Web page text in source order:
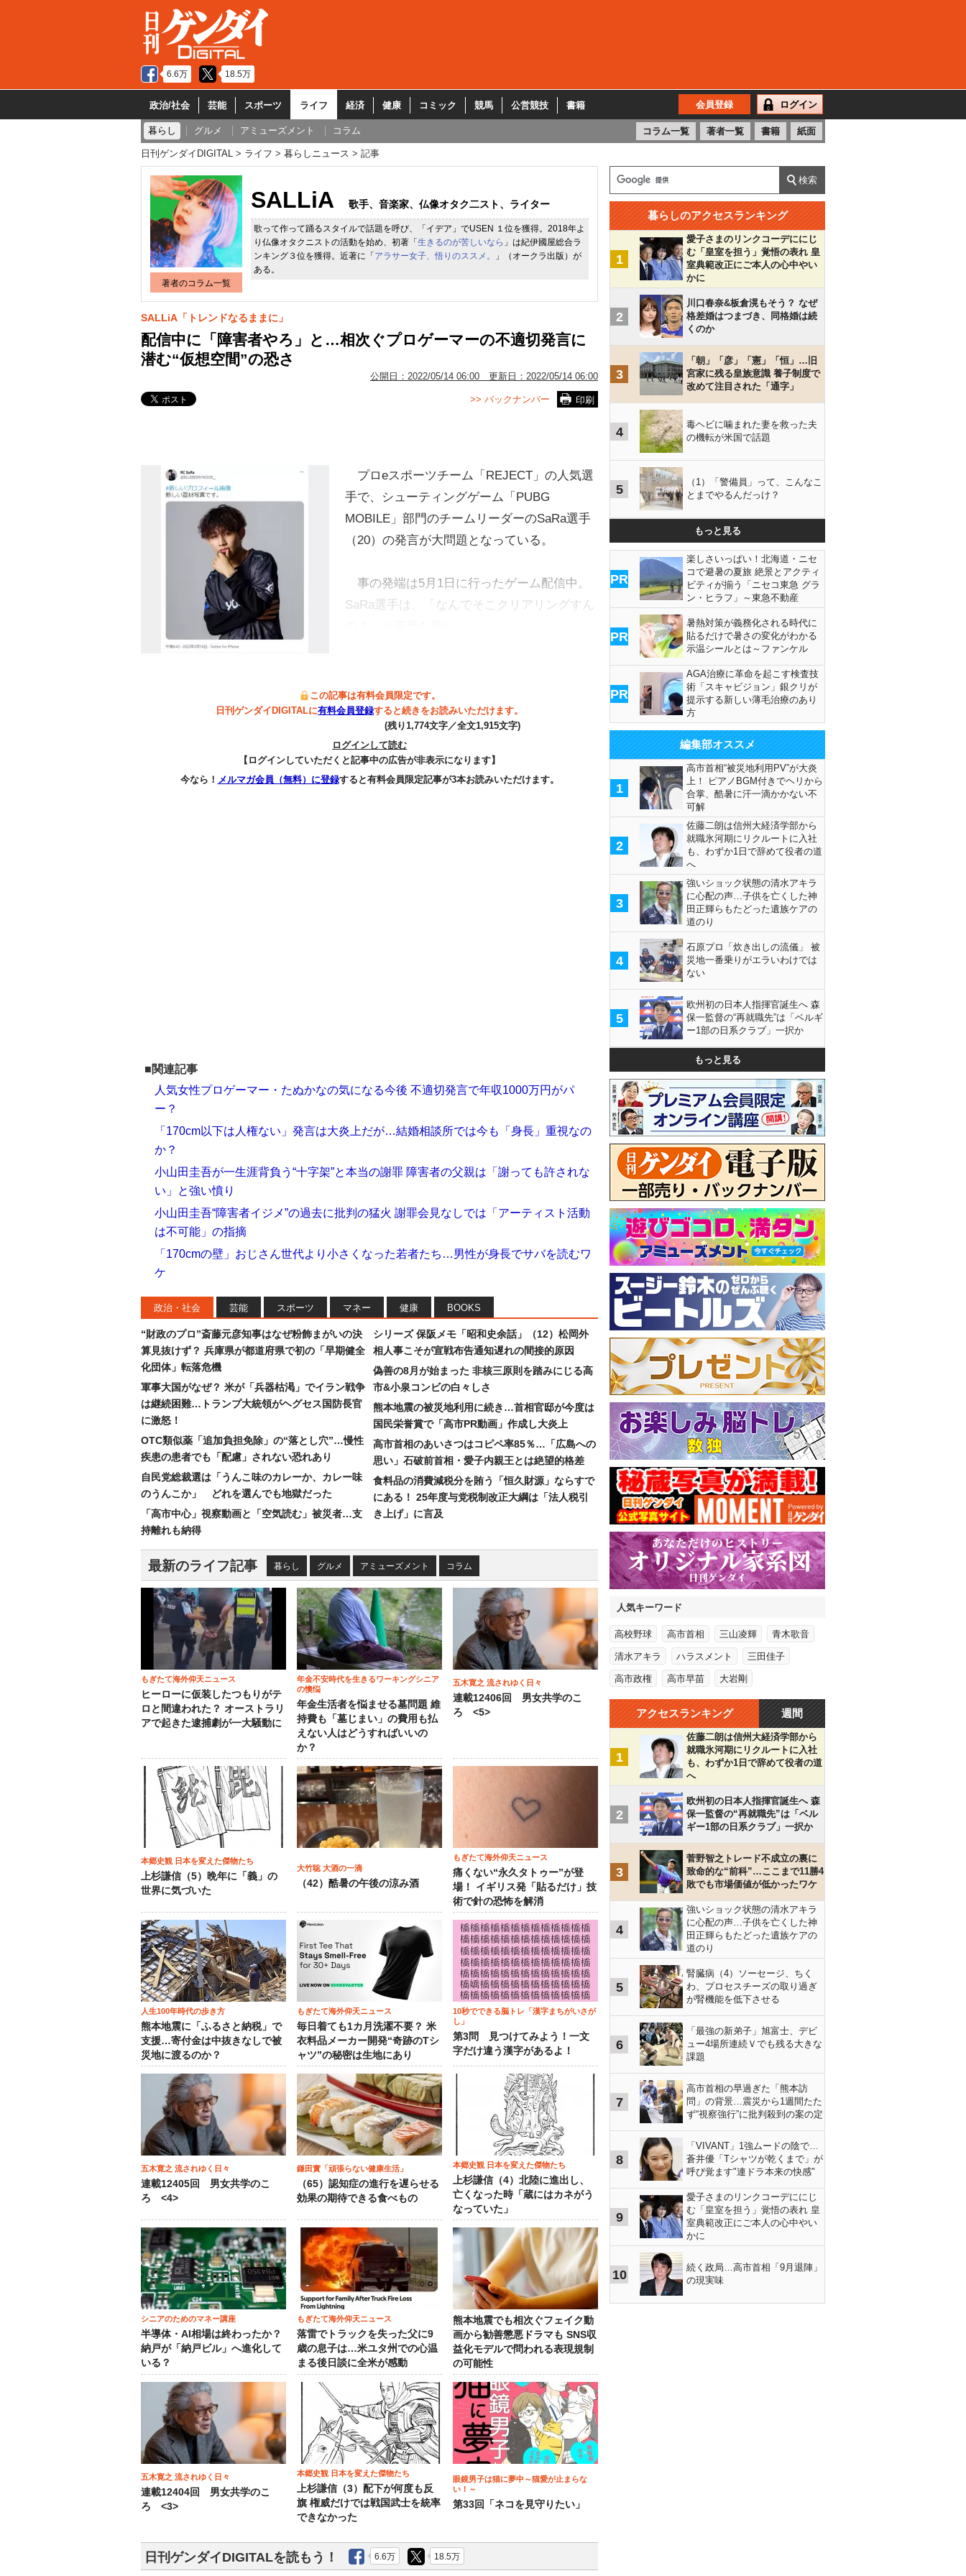
6.6万 18.5万
政治/社会 芸能 スポーツ ライフ 経済 健康 コミック 競馬 公営競技 書籍 会員登録 ログイン
暮らし グルメ アミューズメント コラム コラム一覧 著者一覧 書籍 紙面
日刊ゲンダイDIGITAL ライフ 暮らしニュース 記事
著者のコラム一覧
SALLiA 歌手、音楽家、仏像オタク二スト、ライター
歌って作って踊るスタイルで話題を呼び、「イデア」でUSEN １位を獲得。2018年よ
り仏像オタクニストの活動を始め、初著「 生きるのが苦しいなら 」は紀伊國屋総合ラ
ンキング３位を獲得。近著に「 アラサー女子、悟りのススメ。
」（オークラ出版）が
ある。
SALLiA「トレンドなるままに」
配信中に「障害者やろ」と…相次ぐプロゲーマーの不適切発言に
潜む“仮想空間”の恐さ
公開日： 2022/05/14 06:00 更新日： 2022/05/14 06:00
印刷
>> バックナンバー
プロeスポーツチーム「REJECT」の人気選
手で、シューティングゲーム「PUBG
MOBILE」部門のチームリーダーのSaRa選手
（20）の発言が大問題となっている。
事の発端は5月1日に行ったゲーム配信中。
SaRa選手は、「なんでそこクリアリングすん
この記事は有料会員限定です。
日刊ゲンダイDIGITALに有料会員登録すると続きをお読みいただけます。
(残り1,774文字／全文1,915文字)
ログインして読む
【ログインしていただくと記事中の広告が非表示になります】
今なら！ メルマガ会員（無料）に登録すると有料会員限定記事が3本お読みいただけます。
■関連記事
人気女性プロゲーマー・たぬかなの気になる今後 不適切発言で年収1000万円がパ
ー？
「170cm以下は人権ない」発言は大炎上だが…結婚相談所では今も「身長」重視なの
か？
小山田圭吾が一生涯背負う“十字架”と本当の謝罪 障害者の父親は「謝っても許されな
い」と強い憤り
小山田圭吾“障害者イジメ”の過去に批判の猛火 謝罪会見なしでは「アーティスト活動
は不可能」の指摘
「170cmの壁」おじさん世代より小さくなった若者たち…男性が身長でサバを読むワ
ケ
政治・社会 芸能 スポーツ マネー 健康 BOOKS
“財政のプロ”斎藤元彦知事はなぜ粉飾まがいの決
算見抜けず？ 兵庫県が都道府県で初の「早期健全
化団体」転落危機
軍事大国がなぜ？ 米が「兵器枯渇」でイラン戦争
は継続困難…トランプ大統領がヘグセス国防長官
に激怒！
OTC類似薬「追加負担免除」の“落とし穴”…慢性
疾患の患者でも「配慮」されない恐れあり
自民党総裁選は「うんこ味のカレーか、カレー味
のうんこか」 どれを選んでも地獄だった
「高市中心」視察動画と「空気読む」被災者…支
持離れも納得
シリーズ 保阪メモ「昭和史余話」（12）松岡外
相人事こそが宣戦布告通知遅れの間接的原因
偽善の8月が始まった 非核三原則を踏みにじる高
市&小泉コンビの白々しさ
熊本地震の被災地利用に続き…首相官邸が今度は
国民栄誉賞で「高市PR動画」作成し大炎上
高市首相のあいさつはコピペ率85％…「広島への
思い」石破前首相・愛子内親王とは絶望的格差
食料品の消費減税分を賄う「恒久財源」ならすで
にある！ 25年度与党税制改正大綱は「法人税引
き上げ」に言及
最新のライフ記事 暮らし グルメ アミューズメント コラム
もぎたて海外仰天ニュース
ヒーローに仮装したつもりがテ
ロと間違われた？ オーストラリ
アで起きた逮捕劇が一大騒動に
年金不安時代を生きるワーキングシニア
の懊悩
年金生活者を悩ませる墓問題 維
持費も「墓じまい」の費用も払
えない人はどうすればいいの
か？
五木寛之 流されゆく日々
連載12406回 男女共学のこ
ろ <5>
本郷史観 日本を変えた傑物たち
上杉謙信（5）晩年に「義」の
世界に気づいた
大竹聡 大酒の一滴
（42）酷暑の午後の涼み酒
もぎたて海外仰天ニュース
痛くない“永久タトゥー”が登
場！ イギリス発「貼るだけ」技
術で針の恐怖を解消
人生100年時代の歩き方
熊本地震に「ふるさと納税」で
支援…寄付金は中抜きなしで被
災地に渡るのか？
もぎたて海外仰天ニュース
毎日着ても1カ月洗濯不要？ 米
衣料品メーカー開発“奇跡のTシ
ャツ”の秘密は生地にあり
10秒でできる脳トレ「漢字まちがいさが
し」
第3問 見つけてみよう！一文
字だけ違う漢字があるよ！
五木寛之 流されゆく日々
連載12405回 男女共学のこ
ろ <4>
鎌田實「頑張らない健康生活」
（65）認知症の進行を遅らせる
効果の期待できる食べもの
本郷史観 日本を変えた傑物たち
上杉謙信（4）北陸に進出し、
亡くなった時「蔵にはカネがう
なっていた」
シニアのためのマネー講座
半導体・AI相場は終わったか？
納戸が「納戸ビル」へ進化して
いる？
もぎたて海外仰天ニュース
落雷でトラックを失った父に9
歳の息子は…米ユタ州での心温
まる後日談に全米が感動
熊本地震でも相次ぐフェイク動
画から勧善懲悪ドラマも SNS収
益化モデルで問われる表現規制
の可能性
五木寛之 流されゆく日々
連載12404回 男女共学のこ
ろ <3>
本郷史観 日本を変えた傑物たち
上杉謙信（3）配下が何度も反
旗 権威だけでは戦国武士を統率
できなかった
眼鏡男子は猫に夢中～猫愛が止まらな
い！～
第33回「ネコを見守りたい」
日刊ゲンダイDIGITALを読もう！ 6.6万 18.5万
暮らしのアクセスランキング
1
愛子さまのリンクコーデににじ
む「皇室を担う」覚悟の表れ 皇
室典範改正にご本人の心中やい
かに
2
川口春奈&板倉滉もそう？ なぜ
格差婚はつまづき、同格婚は続
くのか
3
「朝」「彦」「憲」「恒」…旧
宮家に残る皇族意識 養子制度で
改めて注目された「通字」
4
毒ヘビに噛まれた妻を救った夫
の機転が米国で話題
5
（1）「警備員」って、こんなこ
とまでやるんだっけ？
もっと見る
PR
楽しさいっぱい！北海道・ニセ
コで避暑の夏旅 絶景とアクティ
ビティが揃う「ニセコ東急 グラ
ン・ヒラフ」～東急不動産
PR
暑熱対策が義務化される時代に
貼るだけで暑さの変化がわかる
示温シールとは～ファンケル
PR
AGA治療に革命を起こす検査技
術「スキャビジョン」銀クリが
提示する新しい薄毛治療のあり
方
編集部オススメ
1
高市首相“被災地利用PV”が大炎
上！ ピアノBGM付きでヘリから
合掌、酷暑に汗一滴かかない不
可解
2
佐藤二朗は信州大経済学部から
就職氷河期にリクルートに入社
も、わずか1日で辞めて役者の道
へ
3
強いショック状態の清水アキラ
に心配の声…子供を亡くした神
田正輝らもたどった遺族ケアの
道のり
4
石原プロ「炊き出しの流儀」 被
災地一番乗りがエラいわけでは
ない
5
欧州初の日本人指揮官誕生へ 森
保一監督の“再就職先”は「ベルギ
ー1部の日系クラブ」一択か
もっと見る
人気キーワード
高校野球 高市首相 三山凌輝 青木歌音
清水アキラ ハラスメント 三田佳子
高市政権 高市早苗 大岩剛
アクセスランキング 週間
1
佐藤二朗は信州大経済学部から
就職氷河期にリクルートに入社
も、わずか1日で辞めて役者の道
へ
2
欧州初の日本人指揮官誕生へ 森
保一監督の“再就職先”は「ベル
ギー1部の日系クラブ」一択か
3
菅野智之トレード不成立の裏に
致命的な“前科”…ここまで11勝4
敗でも市場価値が低かったワケ
4
強いショック状態の清水アキラ
に心配の声…子供を亡くした神
田正輝らもたどった遺族ケアの
道のり
5
腎臓病（4）ソーセージ、ちく
わ、プロセスチーズの取り過ぎ
が腎機能を低下させる
6
「最強の新弟子」旭富士、デビ
ュー4場所連続Ｖでも残る大きな
課題
7
高市首相の早過ぎた「熊本訪
問」の背景…震災から1週間たた
ず“視察強行”に批判殺到の案の定
8
「VIVANT」1強ムードの陰で…
蒼井優「Tシャツが乾くまで」が
呼び覚ます"連ドラ本来の快感"
9
愛子さまのリンクコーデににじ
む「皇室を担う」覚悟の表れ 皇
室典範改正にご本人の心中やい
かに
10
続く政局…高市首相「9月退陣」
の現実味